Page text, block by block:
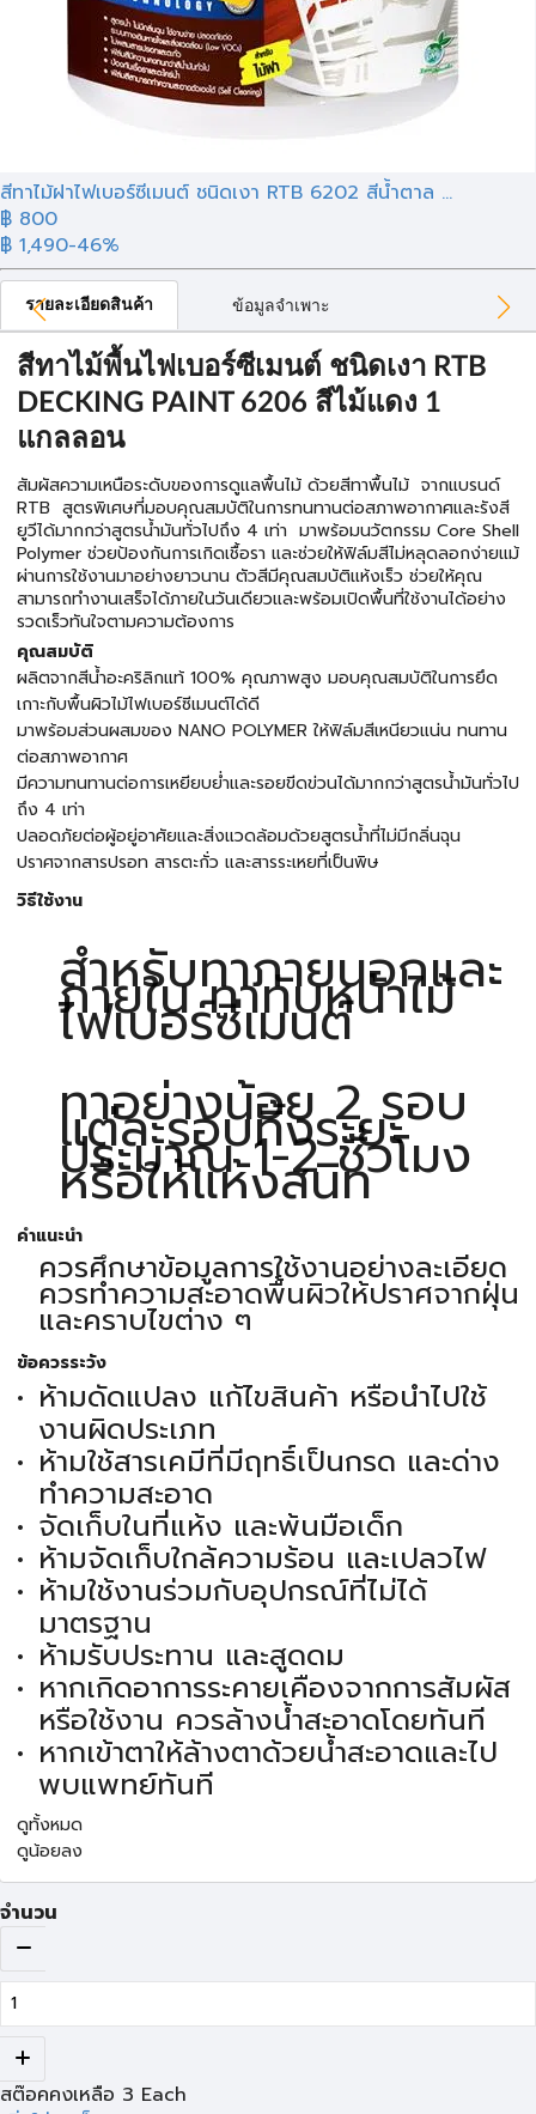
สีทาไม้ฝาไฟเบอร์ซีเมนต์ ชนิดเงา RTB 6202 สีน้ำตาล ...
฿ 800
฿ 1,490-46%
รายละเอียดสินค้า ข้อมูลจำเพาะ
สีทาไม้พื้นไฟเบอร์ซีเมนต์ ชนิดเงา RTB
DECKING PAINT 6206 สีไม้แดง 1
แกลลอน
สัมผัสความเหนือระดับของการดูแลพื้นไม้ ด้วยสีทาพื้นไม้ จากแบรนด์
RTB สูตรพิเศษที่มอบคุณสมบัติในการทนทานต่อสภาพอากาศและรังสี
ยูวีได้มากกว่าสูตรน้ำมันทั่วไปถึง 4 เท่า มาพร้อมนวัตกรรม Core Shell
Polymer ช่วยป้องกันการเกิดเชื้อรา และช่วยให้ฟิล์มสีไม่หลุดลอกง่ายแม้
ผ่านการใช้งานมาอย่างยาวนาน ตัวสีมีคุณสมบัติแห้งเร็ว ช่วยให้คุณ
สามารถทำงานเสร็จได้ภายในวันเดียวและพร้อมเปิดพื้นที่ใช้งานได้อย่าง
รวดเร็วทันใจตามความต้องการ
คุณสมบัติ
ผลิตจากสีน้ำอะคริลิกแท้ 100% คุณภาพสูง มอบคุณสมบัติในการยึด
เกาะกับพื้นผิวไม้ไฟเบอร์ซีเมนต์ได้ดี
มาพร้อมส่วนผสมของ NANO POLYMER ให้ฟิล์มสีเหนียวแน่น ทนทาน
ต่อสภาพอากาศ
มีความทนทานต่อการเหยียบย่ำและรอยขีดข่วนได้มากกว่าสูตรน้ำมันทั่วไป
ถึง 4 เท่า
ปลอดภัยต่อผู้อยู่อาศัยและสิ่งแวดล้อมด้วยสูตรน้ำที่ไม่มีกลิ่นฉุน
ปราศจากสารปรอท สารตะกั่ว และสารระเหยที่เป็นพิษ
วิธีใช้งาน
สำหรับทาภายนอกและ
ภายใน ทาทับหน้าไม้
ไฟเบอร์ซีเมนต์
ทาอย่างน้อย 2 รอบ
แต่ละรอบทิ้งระยะ
ประมาณ 1-2 ชั่วโมง
หรือให้แห้งสนิท
คำแนะนำ
ควรศึกษาข้อมูลการใช้งานอย่างละเอียด
ควรทำความสะอาดพื้นผิวให้ปราศจากฝุ่น
และคราบไขต่าง ๆ
ข้อควรระวัง
ห้ามดัดแปลง แก้ไขสินค้า หรือนำไปใช้
งานผิดประเภท
ห้ามใช้สารเคมีที่มีฤทธิ์เป็นกรด และด่าง
ทำความสะอาด
จัดเก็บในที่แห้ง และพ้นมือเด็ก
ห้ามจัดเก็บใกล้ความร้อน และเปลวไฟ
ห้ามใช้งานร่วมกับอุปกรณ์ที่ไม่ได้
มาตรฐาน
ห้ามรับประทาน และสูดดม
หากเกิดอาการระคายเคืองจากการสัมผัส
หรือใช้งาน ควรล้างน้ำสะอาดโดยทันที
หากเข้าตาให้ล้างตาด้วยน้ำสะอาดและไป
พบแพทย์ทันที
ดูทั้งหมด
ดูน้อยลง
จำนวน
สต๊อคคงเหลือ 3 Each